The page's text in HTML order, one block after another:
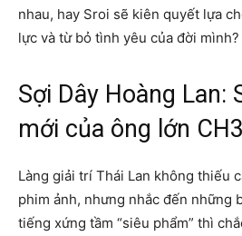
nhau, hay Sroi sẽ kiên quyết lựa
lực và từ bỏ tình yêu của đời mình?
Sợi Dây Hoàng Lan:
mới của ông lớn CH3
Làng giải trí Thái Lan không thiếu
phim ảnh, nhưng nhắc đến những
tiếng xứng tầm “siêu phẩm” thì